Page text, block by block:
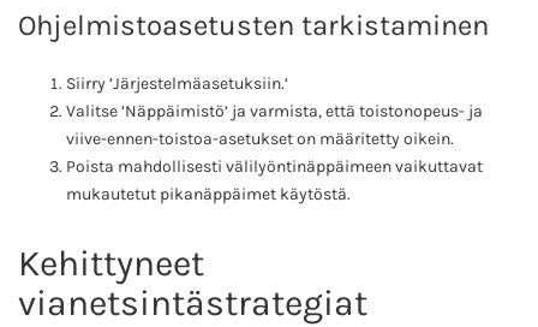
Ohjelmistoasetusten tarkistaminen
Siirry ’Järjestelmäasetuksiin.’
Valitse ’Näppäimistö’ ja varmista, että toistonopeus- ja
viive-ennen-toistoa-asetukset on määritetty oikein.
Poista mahdollisesti välilyöntinäppäimeen vaikuttavat
mukautetut pikanäppäimet käytöstä.
Kehittyneet
vianetsintästrategiat